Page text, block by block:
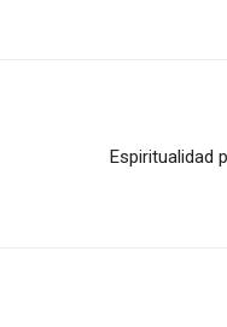
Espiritualidad